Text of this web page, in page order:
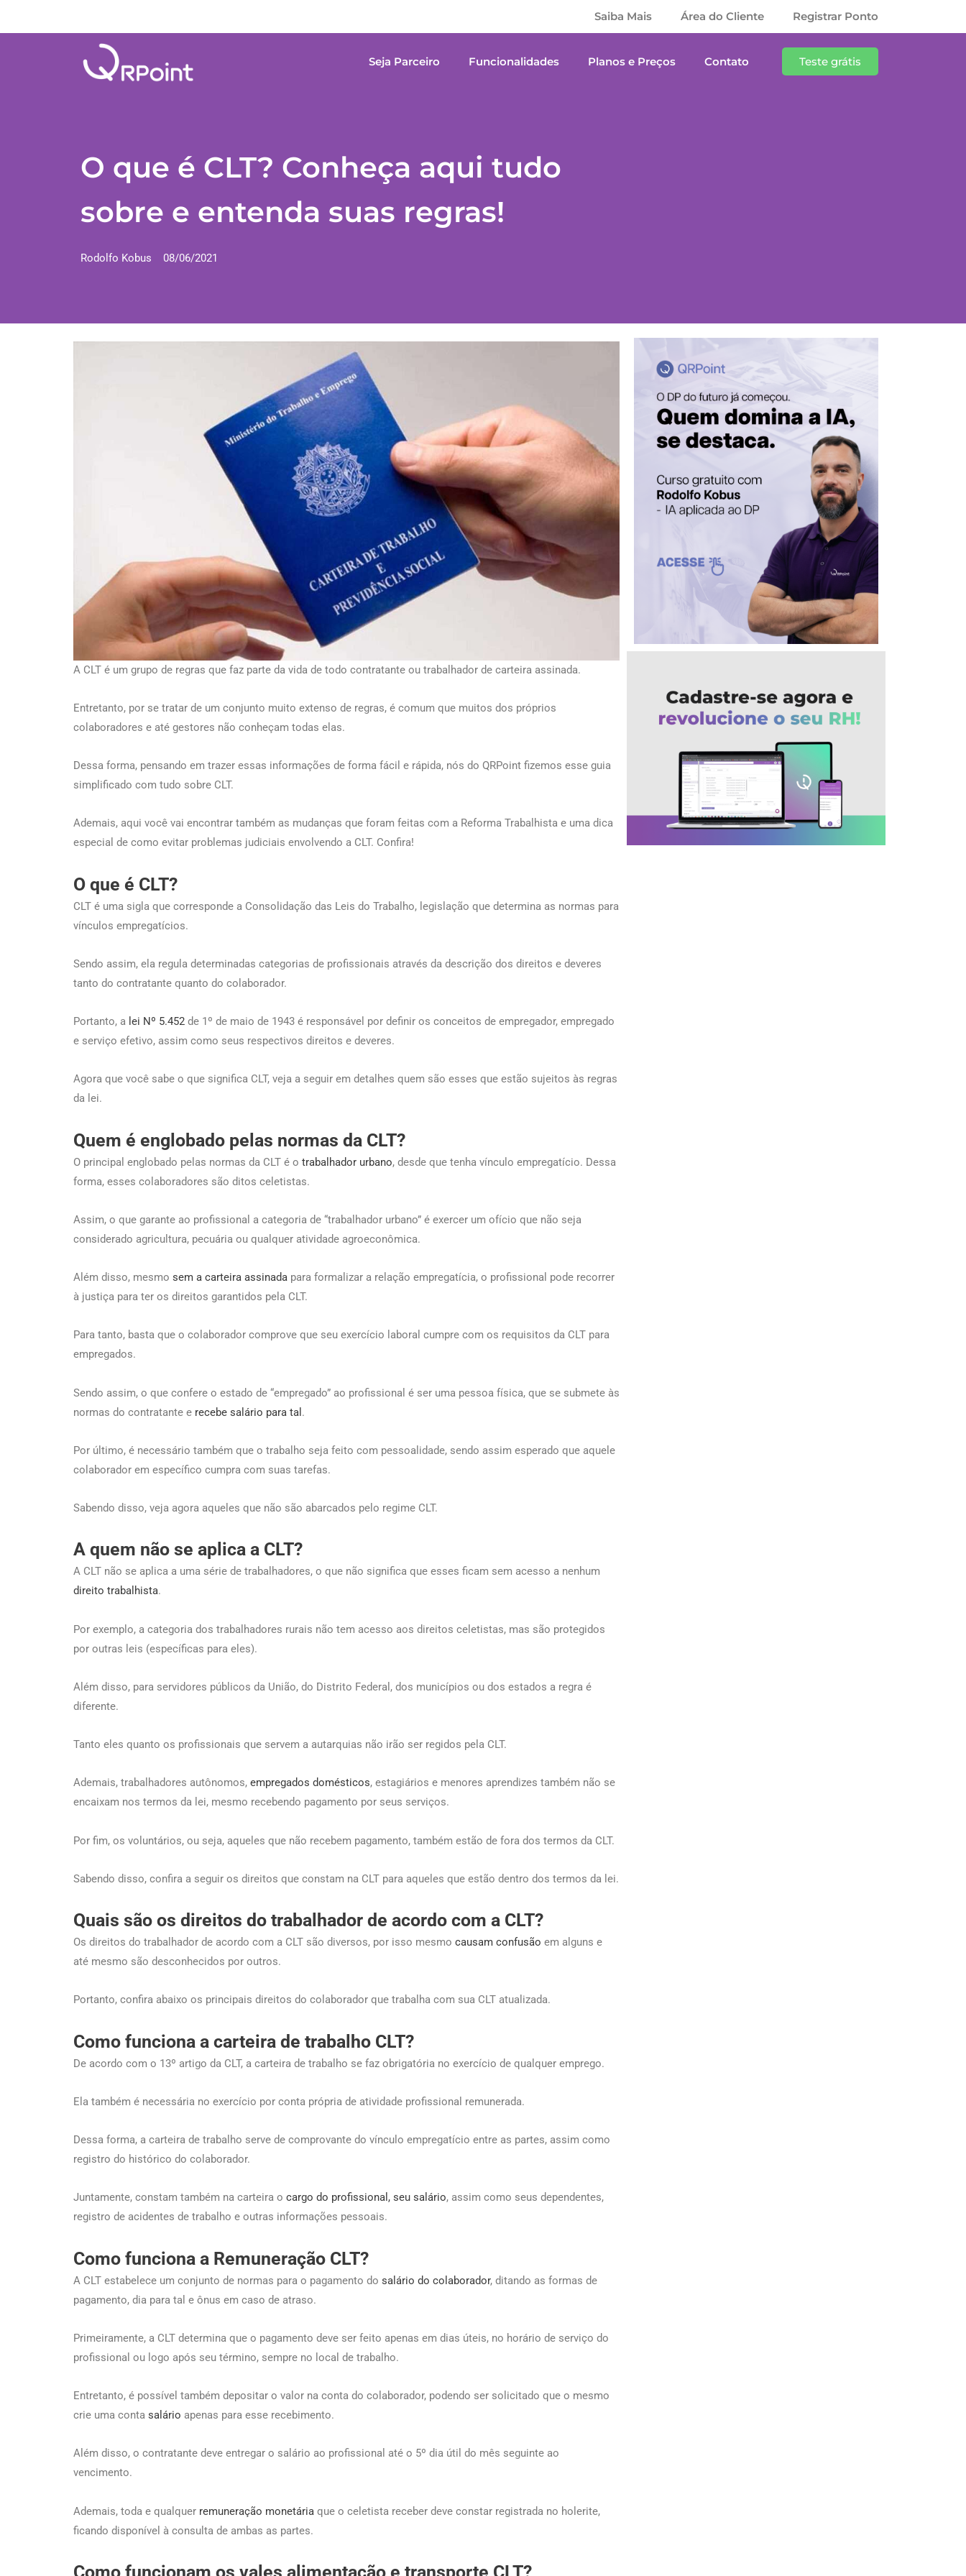
Saiba Mais Área do Cliente Registrar Ponto
Seja Parceiro Funcionalidades Planos e Preços Contato Teste grátis
O que é CLT? Conheça aqui tudo
sobre e entenda suas regras!
Rodolfo Kobus 08/06/2021
A CLT é um grupo de regras que faz parte da vida de todo contratante ou trabalhador de carteira assinada.
Entretanto, por se tratar de um conjunto muito extenso de regras, é comum que muitos dos próprios
colaboradores e até gestores não conheçam todas elas.
Dessa forma, pensando em trazer essas informações de forma fácil e rápida, nós do QRPoint fizemos esse guia
simplificado com tudo sobre CLT.
Ademais, aqui você vai encontrar também as mudanças que foram feitas com a Reforma Trabalhista e uma dica
especial de como evitar problemas judiciais envolvendo a CLT. Confira!
O que é CLT?
CLT é uma sigla que corresponde a Consolidação das Leis do Trabalho, legislação que determina as normas para
vínculos empregatícios.
Sendo assim, ela regula determinadas categorias de profissionais através da descrição dos direitos e deveres
tanto do contratante quanto do colaborador.
Portanto, a lei Nº 5.452 de 1º de maio de 1943 é responsável por definir os conceitos de empregador, empregado
e serviço efetivo, assim como seus respectivos direitos e deveres.
Agora que você sabe o que significa CLT, veja a seguir em detalhes quem são esses que estão sujeitos às regras
da lei.
Quem é englobado pelas normas da CLT?
O principal englobado pelas normas da CLT é o trabalhador urbano, desde que tenha vínculo empregatício. Dessa
forma, esses colaboradores são ditos celetistas.
Assim, o que garante ao profissional a categoria de “trabalhador urbano” é exercer um ofício que não seja
considerado agricultura, pecuária ou qualquer atividade agroeconômica.
Além disso, mesmo sem a carteira assinada para formalizar a relação empregatícia, o profissional pode recorrer
à justiça para ter os direitos garantidos pela CLT.
Para tanto, basta que o colaborador comprove que seu exercício laboral cumpre com os requisitos da CLT para
empregados.
Sendo assim, o que confere o estado de “empregado” ao profissional é ser uma pessoa física, que se submete às
normas do contratante e recebe salário para tal .
Por último, é necessário também que o trabalho seja feito com pessoalidade, sendo assim esperado que aquele
colaborador em específico cumpra com suas tarefas.
Sabendo disso, veja agora aqueles que não são abarcados pelo regime CLT.
A quem não se aplica a CLT?
A CLT não se aplica a uma série de trabalhadores, o que não significa que esses ficam sem acesso a nenhum
direito trabalhista.
Por exemplo, a categoria dos trabalhadores rurais não tem acesso aos direitos celetistas, mas são protegidos
por outras leis (específicas para eles).
Além disso, para servidores públicos da União, do Distrito Federal, dos municípios ou dos estados a regra é
diferente.
Tanto eles quanto os profissionais que servem a autarquias não irão ser regidos pela CLT.
Ademais, trabalhadores autônomos, empregados domésticos, estagiários e menores aprendizes também não se
encaixam nos termos da lei, mesmo recebendo pagamento por seus serviços.
Por fim, os voluntários, ou seja, aqueles que não recebem pagamento, também estão de fora dos termos da CLT.
Sabendo disso, confira a seguir os direitos que constam na CLT para aqueles que estão dentro dos termos da lei.
Quais são os direitos do trabalhador de acordo com a CLT?
Os direitos do trabalhador de acordo com a CLT são diversos, por isso mesmo causam confusão em alguns e
até mesmo são desconhecidos por outros.
Portanto, confira abaixo os principais direitos do colaborador que trabalha com sua CLT atualizada.
Como funciona a carteira de trabalho CLT?
De acordo com o 13º artigo da CLT, a carteira de trabalho se faz obrigatória no exercício de qualquer emprego.
Ela também é necessária no exercício por conta própria de atividade profissional remunerada.
Dessa forma, a carteira de trabalho serve de comprovante do vínculo empregatício entre as partes, assim como
registro do histórico do colaborador.
Juntamente, constam também na carteira o cargo do profissional, seu salário, assim como seus dependentes,
registro de acidentes de trabalho e outras informações pessoais.
Como funciona a Remuneração CLT?
A CLT estabelece um conjunto de normas para o pagamento do salário do colaborador, ditando as formas de
pagamento, dia para tal e ônus em caso de atraso.
Primeiramente, a CLT determina que o pagamento deve ser feito apenas em dias úteis, no horário de serviço do
profissional ou logo após seu término, sempre no local de trabalho.
Entretanto, é possível também depositar o valor na conta do colaborador, podendo ser solicitado que o mesmo
crie uma conta salário apenas para esse recebimento.
Além disso, o contratante deve entregar o salário ao profissional até o 5º dia útil do mês seguinte ao
vencimento.
Ademais, toda e qualquer remuneração monetária que o celetista receber deve constar registrada no holerite,
ficando disponível à consulta de ambas as partes.